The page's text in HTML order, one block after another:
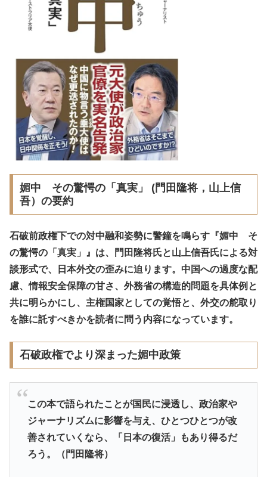
媚中 その驚愕の「真実」 (門田隆将，山上信
吾）の要約
石破前政権下での対中融和姿勢に警鐘を鳴らす『媚中 そ
の驚愕の「真実」』は、門田隆将氏と山上信吾氏による対
談形式で、日本外交の歪みに迫ります。中国への過度な配
慮、情報安全保障の甘さ、外務省の構造的問題を具体例と
共に明らかにし、主権国家としての覚悟と、外交の舵取り
を誰に託すべきかを読者に問う内容になっています。
石破政権でより深まった媚中政策
この本で語られたことが国民に浸透し、政治家や
ジャーナリズムに影響を与え、ひとつひとつが改
善されていくなら、「日本の復活」もあり得るだ
ろう。（門田隆将）